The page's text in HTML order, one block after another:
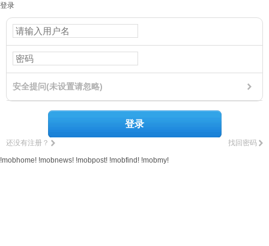
登录
安全提问(未设置请忽略)
登录
找回密码
还没有注册？
!mobhome! !mobnews! !mobpost! !mobfind! !mobmy!